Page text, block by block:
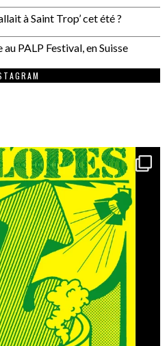
à Saint Trop’ cet été ?
PALP Festival, en Suisse